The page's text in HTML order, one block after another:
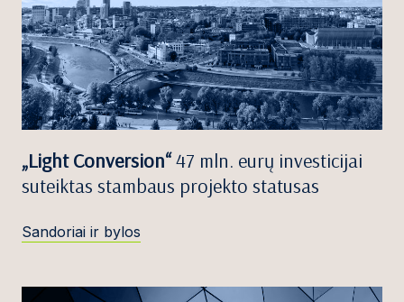
„Light Conversion“47 mln. eurų investicijai
suteiktas stambaus projekto statusas
Sandoriai ir bylos